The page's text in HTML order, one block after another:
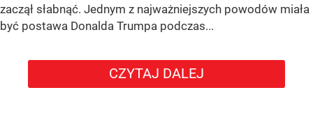
zaczął słabnąć. Jednym z najważniejszych powodów miała
być postawa Donalda Trumpa podczas...
CZYTAJ DALEJ